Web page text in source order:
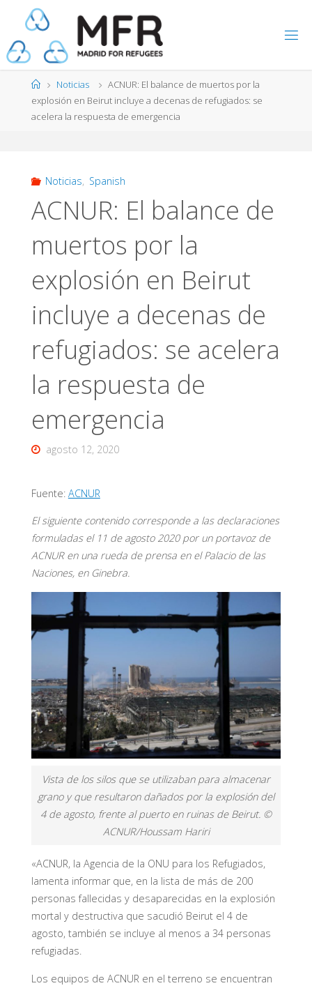
contenido
Página
de
Inicio
Noticias
ACNUR: El balance de muertos por la
explosión en Beirut incluye a decenas de refugiados: se
acelera la respuesta de emergencia
Noticias, Spanish
ACNUR: El balance de
muertos por la
explosión en Beirut
incluye a decenas de
refugiados: se acelera
la respuesta de
emergencia
agosto 12, 2020
Fuente: ACNUR
El siguiente contenido corresponde a las declaraciones
formuladas el 11 de agosto 2020 por un portavoz de
ACNUR en una rueda de prensa en el Palacio de las
Naciones, en Ginebra.
Vista de los silos que se utilizaban para almacenar
grano y que resultaron dañados por la explosión del
4 de agosto, frente al puerto en ruinas de Beirut. ©
ACNUR/Houssam Hariri
«ACNUR, la Agencia de la ONU para los Refugiados,
lamenta informar que, en la lista de más de 200
personas fallecidas y desaparecidas en la explosión
mortal y destructiva que sacudió Beirut el 4 de
agosto, también se incluye al menos a 34 personas
refugiadas.
Los equipos de ACNUR en el terreno se encuentran